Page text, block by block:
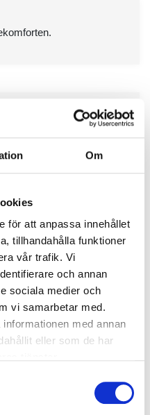
Om
för att anpassa innehållet
tillhandahålla funktioner
vår trafik. Vi
och annan
sociala medier och
vi samarbetar med.
med annan
eller som de har
för hemmets
kapacitet.
kostnadseffektivt för
själv för tjänsten t.ex. via